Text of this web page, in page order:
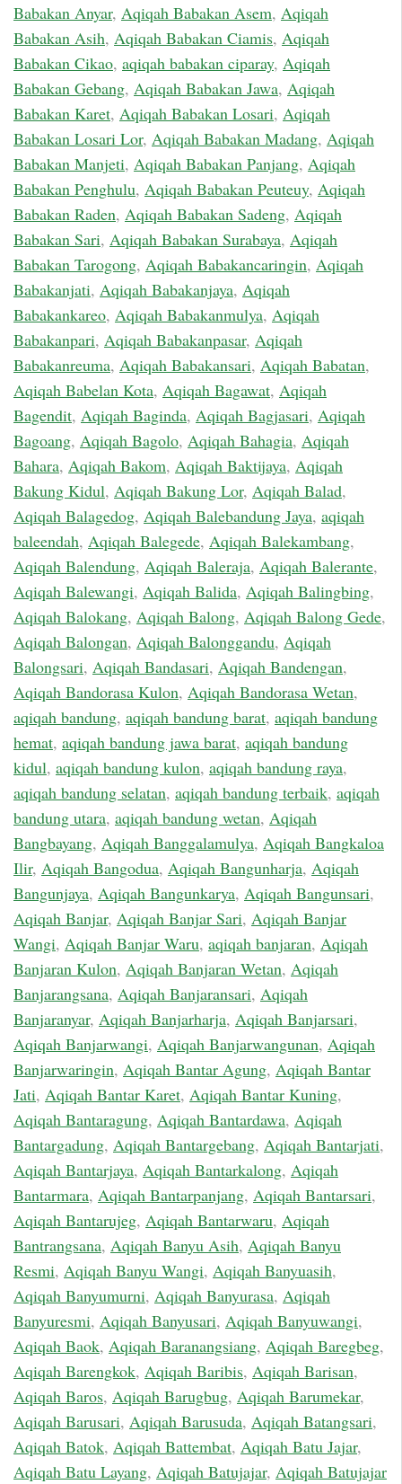
Babakan Anyar, Aqiqah Babakan Asem, Aqiqah
Babakan Asih, Aqiqah Babakan Ciamis, Aqiqah
Babakan Cikao, aqiqah babakan ciparay, Aqiqah
Babakan Gebang, Aqiqah Babakan Jawa, Aqiqah
Babakan Karet, Aqiqah Babakan Losari, Aqiqah
Babakan Losari Lor, Aqiqah Babakan Madang, Aqiqah
Babakan Manjeti, Aqiqah Babakan Panjang, Aqiqah
Babakan Penghulu, Aqiqah Babakan Peuteuy, Aqiqah
Babakan Raden, Aqiqah Babakan Sadeng, Aqiqah
Babakan Sari, Aqiqah Babakan Surabaya, Aqiqah
Babakan Tarogong, Aqiqah Babakancaringin, Aqiqah
Babakanjati, Aqiqah Babakanjaya, Aqiqah
Babakankareo, Aqiqah Babakanmulya, Aqiqah
Babakanpari, Aqiqah Babakanpasar, Aqiqah
Babakanreuma, Aqiqah Babakansari, Aqiqah Babatan,
Aqiqah Babelan Kota, Aqiqah Bagawat, Aqiqah
Bagendit, Aqiqah Baginda, Aqiqah Bagjasari, Aqiqah
Bagoang, Aqiqah Bagolo, Aqiqah Bahagia, Aqiqah
Bahara, Aqiqah Bakom, Aqiqah Baktijaya, Aqiqah
Bakung Kidul, Aqiqah Bakung Lor, Aqiqah Balad,
Aqiqah Balagedog, Aqiqah Balebandung Jaya, aqiqah
baleendah, Aqiqah Balegede, Aqiqah Balekambang,
Aqiqah Balendung, Aqiqah Baleraja, Aqiqah Balerante,
Aqiqah Balewangi, Aqiqah Balida, Aqiqah Balingbing,
Aqiqah Balokang, Aqiqah Balong, Aqiqah Balong Gede,
Aqiqah Balongan, Aqiqah Balonggandu, Aqiqah
Balongsari, Aqiqah Bandasari, Aqiqah Bandengan,
Aqiqah Bandorasa Kulon, Aqiqah Bandorasa Wetan,
aqiqah bandung, aqiqah bandung barat, aqiqah bandung
hemat, aqiqah bandung jawa barat, aqiqah bandung
kidul, aqiqah bandung kulon, aqiqah bandung raya,
aqiqah bandung selatan, aqiqah bandung terbaik, aqiqah
bandung utara, aqiqah bandung wetan, Aqiqah
Bangbayang, Aqiqah Banggalamulya, Aqiqah Bangkaloa
Ilir, Aqiqah Bangodua, Aqiqah Bangunharja, Aqiqah
Bangunjaya, Aqiqah Bangunkarya, Aqiqah Bangunsari,
Aqiqah Banjar, Aqiqah Banjar Sari, Aqiqah Banjar
Wangi, Aqiqah Banjar Waru, aqiqah banjaran, Aqiqah
Banjaran Kulon, Aqiqah Banjaran Wetan, Aqiqah
Banjarangsana, Aqiqah Banjaransari, Aqiqah
Banjaranyar, Aqiqah Banjarharja, Aqiqah Banjarsari,
Aqiqah Banjarwangi, Aqiqah Banjarwangunan, Aqiqah
Banjarwaringin, Aqiqah Bantar Agung, Aqiqah Bantar
Jati, Aqiqah Bantar Karet, Aqiqah Bantar Kuning,
Aqiqah Bantaragung, Aqiqah Bantardawa, Aqiqah
Bantargadung, Aqiqah Bantargebang, Aqiqah Bantarjati,
Aqiqah Bantarjaya, Aqiqah Bantarkalong, Aqiqah
Bantarmara, Aqiqah Bantarpanjang, Aqiqah Bantarsari,
Aqiqah Bantarujeg, Aqiqah Bantarwaru, Aqiqah
Bantrangsana, Aqiqah Banyu Asih, Aqiqah Banyu
Resmi, Aqiqah Banyu Wangi, Aqiqah Banyuasih,
Aqiqah Banyumurni, Aqiqah Banyurasa, Aqiqah
Banyuresmi, Aqiqah Banyusari, Aqiqah Banyuwangi,
Aqiqah Baok, Aqiqah Baranangsiang, Aqiqah Baregbeg,
Aqiqah Barengkok, Aqiqah Baribis, Aqiqah Barisan,
Aqiqah Baros, Aqiqah Barugbug, Aqiqah Barumekar,
Aqiqah Barusari, Aqiqah Barusuda, Aqiqah Batangsari,
Aqiqah Batok, Aqiqah Battembat, Aqiqah Batu Jajar,
Aqiqah Batu Layang, Aqiqah Batujajar, Aqiqah Batujajar